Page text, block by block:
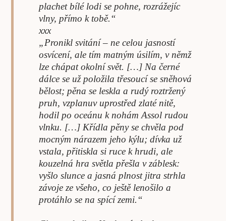
plachet bílé lodi se pohne, rozrážejíc
vlny, přímo k tobě.“
xxx
„Pronikl svitání – ne celou jasností
osvícení, ale tím matným úsilím, v němž
lze chápat okolní svět. […] Na černé
dálce se už položila třesoucí se sněhová
bělost; pěna se leskla a rudý roztržený
pruh, vzplanuv uprostřed zlaté nitě,
hodil po oceánu k nohám Assol rudou
vlnku. […] Křídla pěny se chvěla pod
mocným nárazem jeho kýlu; dívka už
vstala, přitiskla si ruce k hrudi, ale
kouzelná hra světla přešla v záblesk:
vyšlo slunce a jasná plnost jitra strhla
závoje ze všeho, co ještě lenošilo a
protáhlo se na spící zemi.“